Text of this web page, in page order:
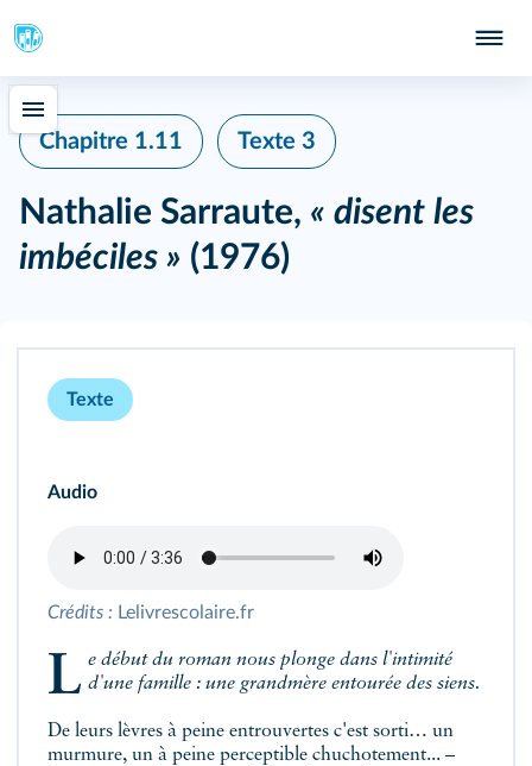
Chapitre 1.11 Texte 3
Nathalie Sarraute, « disent les
imbéciles » (1976)
Texte
Audio
Crédits : Lelivrescolaire.fr
Le début du roman nous plonge dans l'intimité d'une famille : une grandmère entourée des siens.
De leurs lèvres à peine entrouvertes c'est sorti… un
murmure, un à peine perceptible chuchotement... –